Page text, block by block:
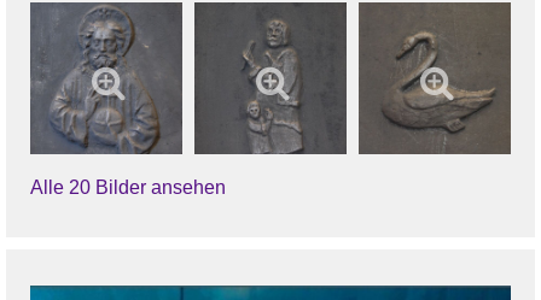
Alle 20 Bilder ansehen